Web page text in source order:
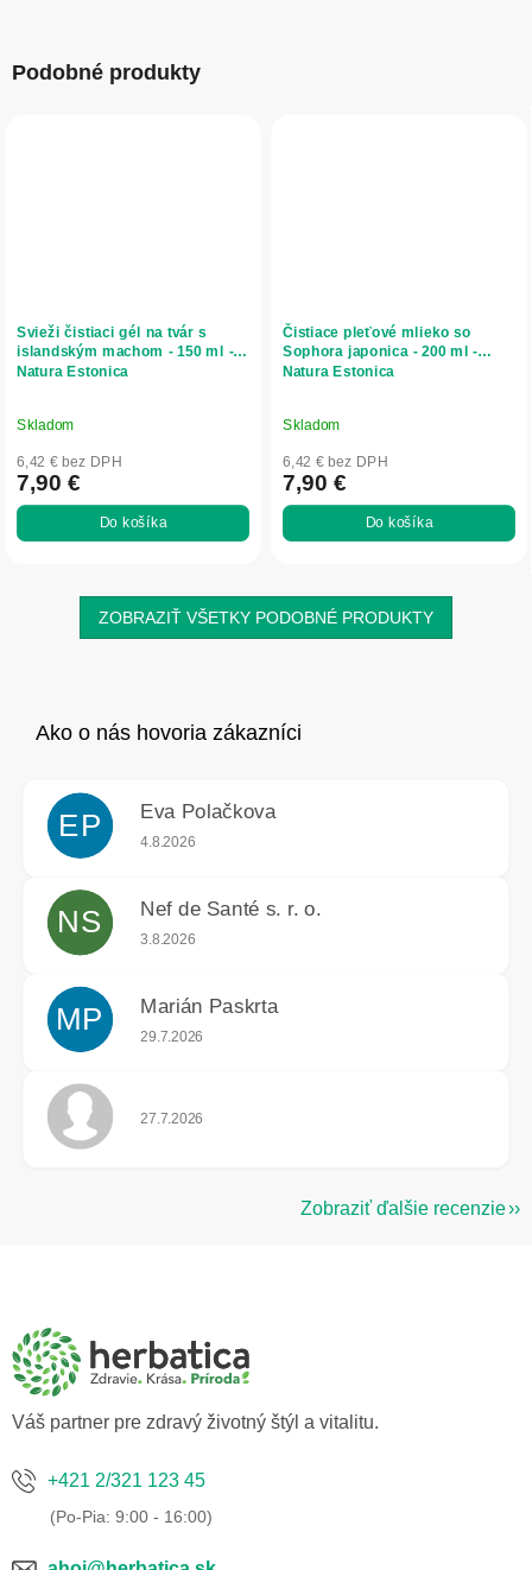
Podobné produkty
Svieži čistiaci gél na tvár s
islandským machom - 150 ml -
Natura Estonica
Skladom
6,42 € bez DPH
7,90 €
Do košíka
Čistiace pleťové mlieko so
Sophora japonica - 200 ml -
Natura Estonica
Skladom
6,42 € bez DPH
7,90 €
Do košíka
ZOBRAZIŤ VŠETKY PODOBNÉ PRODUKTY
EP Eva Polačkova
Hodnotenie obchodu je 5 z 5 hviezdičiek.
4.8.2026
NS Nef de Santé s. r. o.
Hodnotenie obchodu je 5 z 5 hviezdičiek.
3.8.2026
MP Marián Paskrta
Hodnotenie obchodu je 5 z 5 hviezdičiek.
29.7.2026
Hodnotenie obchodu je 5 z 5 hviezdičiek.
27.7.2026
Zobraziť ďalšie recenzie
Váš partner pre zdravý životný štýl a vitalitu.
+421 2/321 123 45